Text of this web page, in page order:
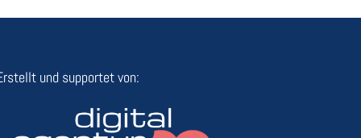
und supportet von: